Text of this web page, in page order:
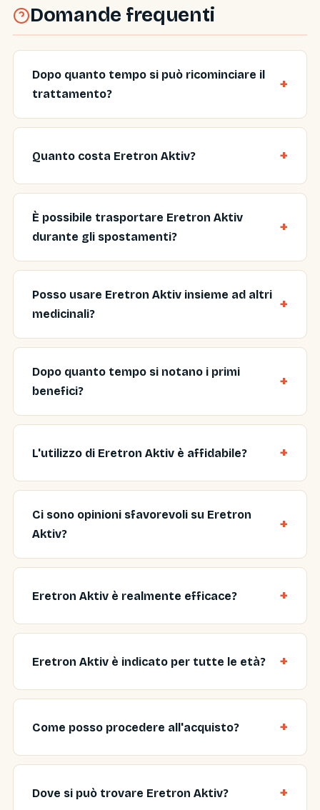
Domande frequenti
Dopo quanto tempo si può ricominciare il
trattamento?
Quanto costa Eretron Aktiv?
È possibile trasportare Eretron Aktiv
durante gli spostamenti?
Posso usare Eretron Aktiv insieme ad altri
medicinali?
Dopo quanto tempo si notano i primi
benefici?
L'utilizzo di Eretron Aktiv è affidabile?
Ci sono opinioni sfavorevoli su Eretron
Aktiv?
Eretron Aktiv è realmente efficace?
Eretron Aktiv è indicato per tutte le età?
Come posso procedere all'acquisto?
Dove si può trovare Eretron Aktiv?